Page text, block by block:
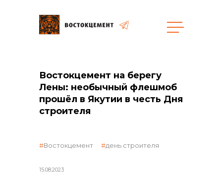
Закупки
общая информация
объявленные закупки
Востокцемент на берегу
Лены: необычный флешмоб
прошёл в Якутии в честь Дня
строителя
15.08.2023
Востокцемент день строителя